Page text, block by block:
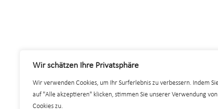
Wir schätzen Ihre Privatsphäre
Wir verwenden Cookies, um Ihr Surferlebnis zu verbessern. Indem
auf "Alle akzeptieren" klicken, stimmen Sie unserer Verwendung von
Cookies zu.